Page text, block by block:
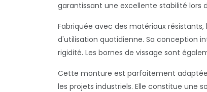
garantissant une excellente stabilité lors
Fabriquée avec des matériaux résistants,
d'utilisation quotidienne. Sa conception
rigidité. Les bornes de vissage sont
Cette monture est parfaitement adaptée
les projets industriels. Elle constitue une